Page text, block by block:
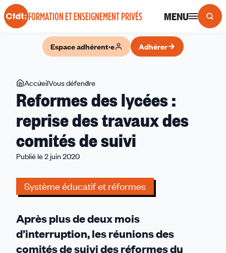
Panneau de gestion des cookies
FORMATION ET ENSEIGNEMENT PRIVÉS MENU
Espace adhérent·e Adhérer
Vous
êtes
ici
AccueilVous défendre
des
lycées
:
reprise
des
comités
de
Reformes des lycées :
reprise des travaux des
comités de suivi
Publié le 2 juin 2020
Système éducatif et réformes
Après plus de deux mois
d’interruption, les réunions des
comités de suivi des réformes du